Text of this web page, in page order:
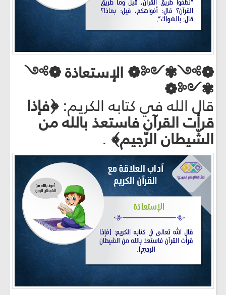
❁༻✾༺❁ الإستعاذة ❁༻
✾༺❁
قال الله في كتابه الكريم:﴿فإذا
قرأت القرآن فاستعذ بالله من
الشّيطان الرّجيم﴾ .